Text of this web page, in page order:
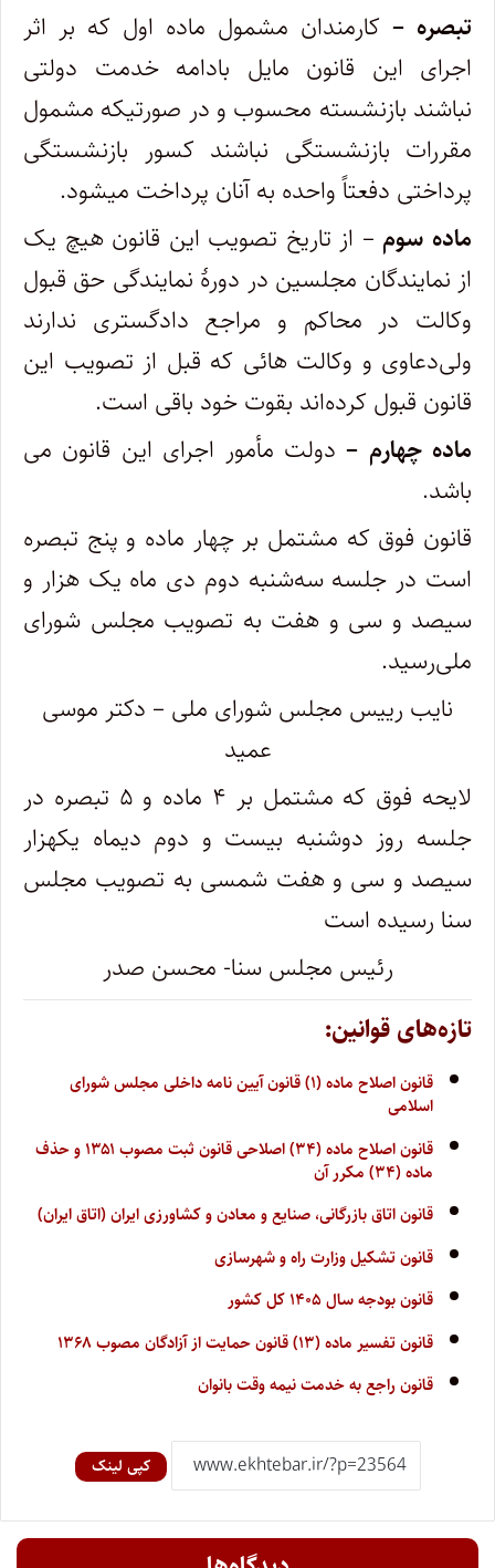
تبصره – کارمندان مشمول ماده اول که بر اثر
اجرای این قانون مایل بادامه خدمت دولتی
نباشند بازنشسته محسوب و در صورتیکه مشمول‌
مقررات بازنشستگی نباشند کسور بازنشستگی
پرداختی دفعتاً واحده به آنان پرداخت میشود.
ماده سوم – از تاریخ تصویب این قانون هیچ یک
از نمایندگان مجلسین در دورۀ نمایندگی حق قبول
وکالت در محاکم و مراجع دادگستری ندارند
ولی‌دعاوی و وکالت هائی که قبل از تصویب این
قانون قبول کرده‌اند بقوت خود باقی است.
ماده چهارم –دولت مأمور اجرای این قانون می
باشد.
قانون فوق که مشتمل بر چهار ماده و پنج تبصره
است در جلسه سه‌شنبه دوم دی ماه یک هزار و
سیصد و سی و هفت به تصویب مجلس شورای
ملی‌رسید.
نایب رییس مجلس شورای ملی – دکتر موسی
عمید
لایحه فوق که مشتمل بر ۴ ماده و ۵ تبصره در
جلسه روز دوشنبه بیست و دوم دیماه یکهزار
سیصد و سی و هفت شمسی به تصویب مجلس
سنا رسیده است
رئیس مجلس سنا- محسن صدر
تازه‌های قوانین:
قانون اصلاح ماده (۱) قانون آیین نامه داخلی مجلس شورای
اسلامی
قانون اصلاح ماده (۳۴) اصلاحی قانون ثبت مصوب ۱۳۵۱ و حذف
ماده (۳۴) مکرر آن
قانون اتاق بازرگانی، صنایع و معادن و کشاورزی ایران (اتاق ایران)
قانون تشکیل وزارت راه و شهرسازی
قانون بودجه سال ۱۴۰۵ کل کشور
قانون تفسیر ماده (۱۳) قانون حمایت از آزادگان مصوب ۱۳۶۸
قانون راجع به خدمت نیمه وقت بانوان
کپی لینک